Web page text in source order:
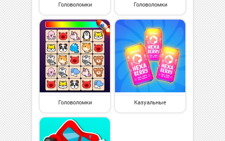
Головоломки Головоломки
Головоломки Казуальные